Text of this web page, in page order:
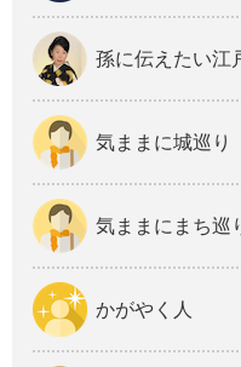
孫に伝えたい江
気ままに城巡り
気ままにまち巡
かがやく人